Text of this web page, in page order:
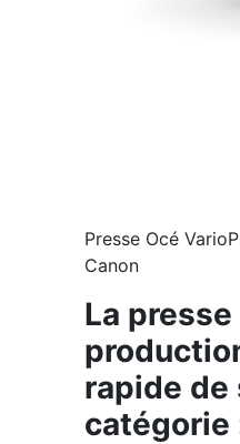
Presse Océ
Canon
La presse
rapide de
catégorie